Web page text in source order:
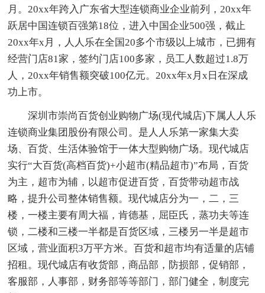
月。20xx年跨入广东省大型连锁商业企业前列，20xx年
跃居中国连锁百强第18位，进入中国企业500强，截止
20xx年x月，人人乐在全国20多个市级以上城市，已拥有
经营门店81家，签约门店100多家，员工人数超过1.8万
人，20xx年销售额突破100亿元。20xx年x月x日在深成
功上市。
深圳市崇尚百货创业购物广场(现代城店)下属人人乐
连锁商业集团股份有限公司。是人人乐第一家集大卖
场、百货、生活体验馆于一体大型购物广场。现代城店
实行“大百货(高档百货)+小超市(精品超市)”布局，百货
为主，超市为辅，以超市促进百货，百货带动超市战
略，提升公司整体销售额。现代城店分为一，二，三
楼，一楼主要有周大福，肯德基，屈臣氏，蒸功夫等连
锁，二楼和三楼一半都是百货区域，三楼另一半是超市
区域，营业面积3万平方米。百货和超市均有适量的店铺
招租。现代城店有收货部，商品部，防损部，促销部，
客服部，人事部，财务部等等部门，部门健全，制度完